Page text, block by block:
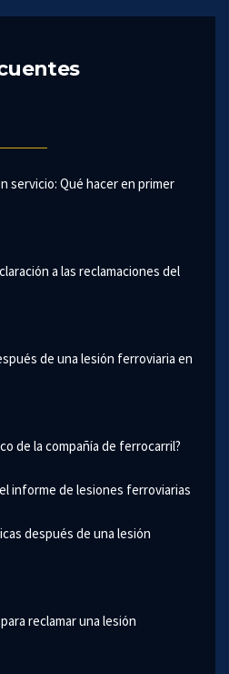
servicio: Qué hacer en primer
a las reclamaciones del
de una lesión ferroviaria en
de la compañía de ferrocarril?
informe de lesiones ferroviarias
después de una lesión
reclamar una lesión